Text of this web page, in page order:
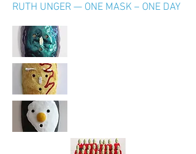
RUTH UNGER — ONE MASK – ONE DAY